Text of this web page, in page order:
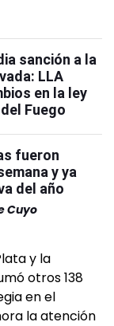
sanción a la
LLA
en la ley
Fuego
fueron
y ya
del año
Cuyo
y la
otros 138
en el
la atención